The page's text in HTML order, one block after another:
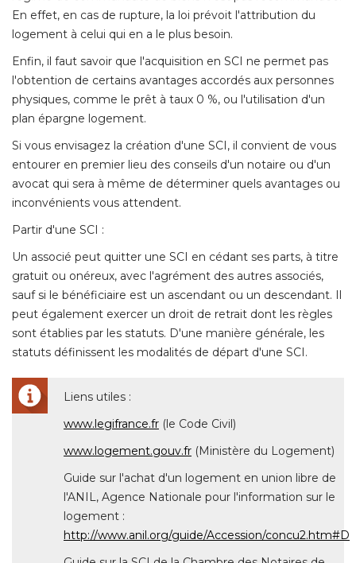
En effet, en cas de rupture, la loi prévoit l'attribution du
logement à celui qui en a le plus besoin.
Enfin, il faut savoir que l'acquisition en SCI ne permet pas
l'obtention de certains avantages accordés aux personnes
physiques, comme le prêt à taux 0 %, ou l'utilisation d'un
plan épargne logement.
Si vous envisagez la création d'une SCI, il convient de vous
entourer en premier lieu des conseils d'un notaire ou d'un
avocat qui sera à même de déterminer quels avantages ou
inconvénients vous attendent.
Partir d'une SCI :
Un associé peut quitter une SCI en cédant ses parts, à titre
gratuit ou onéreux, avec l'agrément des autres associés,
sauf si le bénéficiaire est un ascendant ou un descendant. Il
peut également exercer un droit de retrait dont les règles
sont établies par les statuts. D'une manière générale, les
statuts définissent les modalités de départ d'une SCI.
Liens utiles :
www.legifrance.fr (le Code Civil)
www.logement.gouv.fr (Ministère du Logement)
Guide sur l'achat d'un logement en union libre de
l'ANIL, Agence Nationale pour l'information sur le
logement :
http://www.anil.org/guide/Accession/concu2.htm#D